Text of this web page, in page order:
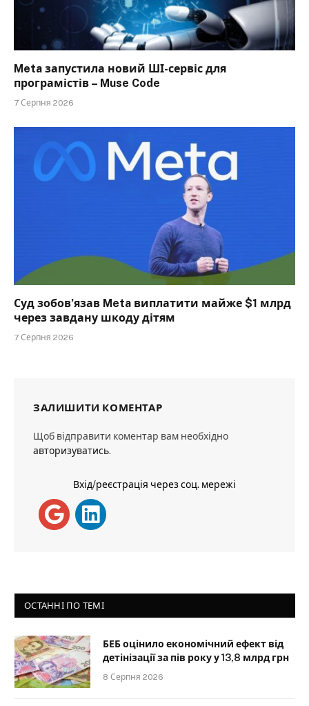
Meta запустила новий ШІ-сервіс для
програмістів – Muse Code
7 Серпня 2026
Суд зобов’язав Meta виплатити майже $1 млрд
через завдану шкоду дітям
7 Серпня 2026
ЗАЛИШИТИ КОМЕНТАР
Щоб відправити коментар вам необхідно
авторизуватись.
Вхід/реєстрація через соц. мережі
ОСТАННІ ПО ТЕМІ
БЕБ оцінило економічний ефект від
детінізації за пів року у 13,8 млрд грн
8 Серпня 2026